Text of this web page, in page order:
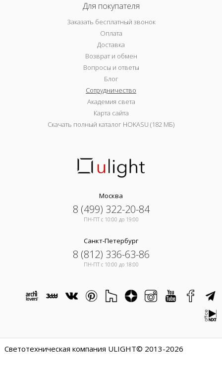
Для покупателя
Заказать бесплатный звонок
Оплата
Доставка
Возврат и обмен
Вопросы и ответы
Блог
Сотрудничество
Академия света
Карта сайта
Скачать полный каталог HOKASU (182 МБ)
Москва
8 (499) 322-20-84
ПН-ПТ c 10:00 до 19:00
Санкт-Петербург
8 (812) 336-63-86
ПН-ПТ c 10:00 до 18:00
Светотехническая компания ULIGHT© 2013-2026